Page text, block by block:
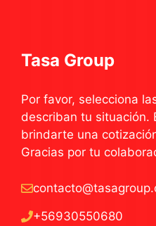
Tasa Group
Por favor, selecciona
describan tu situación.
brindarte una
Gracias por tu
+56930550680